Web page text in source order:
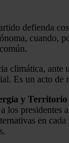
defienda
cuando,
climática, ante
Es un acto de
y Territorio
los presidentes
en